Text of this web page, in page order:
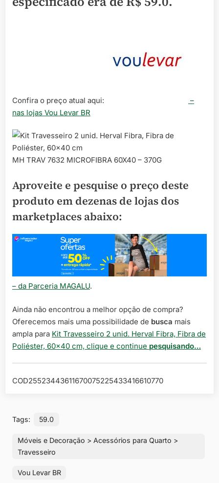
Confira o preço atual aqui:
–
nas lojas Vou Levar BR
MH TRAV 7632 MICROFIBRA 60X40 – 370G
Aproveite e pesquise o preço deste
produto em dezenas de lojas dos
marketplaces abaixo:
– da Parceria MAGALU.
Ainda não encontrou a melhor opção de compra?
Oferecemos mais uma possibilidade de busca mais
ampla para Kit Travesseiro 2 unid. Herval Fibra, Fibra de
Poliéster, 60×40 cm, clique e continue pesquisando…
COD25523443611670075225433416610770
Tags: 59.0
Móveis e Decoração > Acessórios para Quarto >
Travesseiro
Vou Levar BR